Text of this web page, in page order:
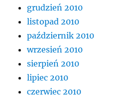
grudzień 2010
listopad 2010
październik 2010
wrzesień 2010
sierpień 2010
lipiec 2010
czerwiec 2010